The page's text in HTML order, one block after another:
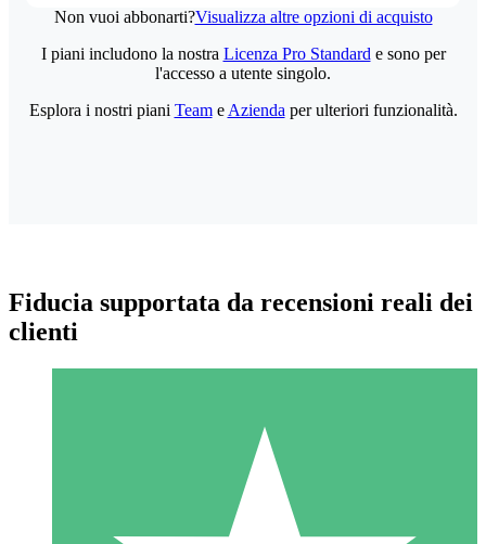
Non vuoi abbonarti?Visualizza altre opzioni di acquisto
Pacchetti di Crediti Individuali
I piani includono la nostra Licenza Pro Standard e sono per
l'accesso a utente singolo.
Esplora i nostri piani Teame Azienda per ulteriori funzionalità.
Fiducia supportata da recensioni reali dei
clienti